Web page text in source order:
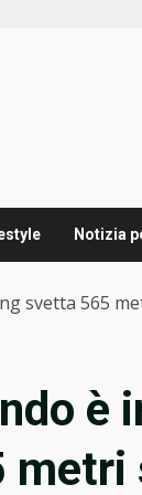
Notizia
svetta 565
è